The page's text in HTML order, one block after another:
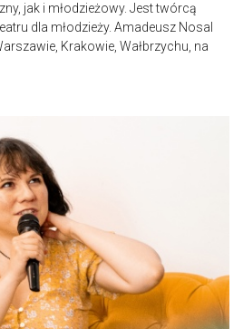
jak i młodzieżowy. Jest twórcą
dla młodzieży. Amadeusz Nosal
Krakowie, Wałbrzychu, na